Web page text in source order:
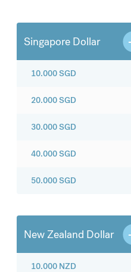
Singapore Dollar
10.000SGD
20.000SGD
30.000SGD
40.000SGD
50.000SGD
New Zealand Dollar
10.000 NZD